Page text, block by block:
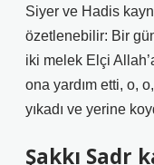
Siyer ve Hadis
özetlenebilir: Bir
iki melek Elçi
ona yardım etti, o,
yıkadı ve yerine
Şakkı Sadr